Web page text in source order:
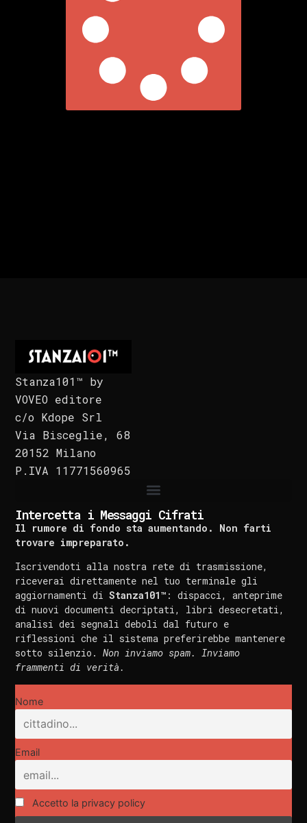
Stanza101™ by
VOVEO editore
c/o Kdope Srl
Via Bisceglie, 68
20152 Milano
P.IVA 11771560965
Intercetta i Messaggi Cifrati
Il rumore di fondo sta aumentando. Non farti
trovare impreparato.
Iscrivendoti alla nostra rete di trasmissione,
riceverai direttamente nel tuo terminale gli
aggiornamenti diStanza101™ : dispacci, anteprime
di nuovi documenti decriptati, libri desecretati,
analisi dei segnali deboli dal futuro e
riflessioni che il sistema preferirebbe mantenere
sotto silenzio.Non inviamo spam. Inviamo
frammenti di verità.
Nome
Email
Accetto la privacy policy